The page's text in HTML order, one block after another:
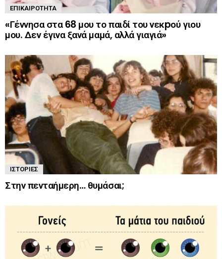
ΕΠΙΚΑΙΡΌΤΗΤΑ
«Γέννησα στα 68 μου το παιδί του νεκpού γιου
μου. Δεν έγινα ξανά μαμά, αλλά γιαγιά»
ΙΣΤΟΡΊΕΣ
Στην πενταήμερη… θυμάσαι;